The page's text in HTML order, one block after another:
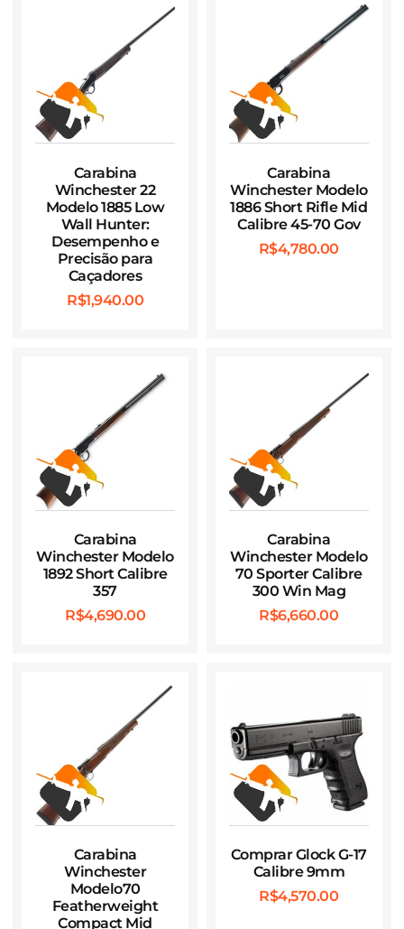
Carabina
Winchester 22
Modelo 1885 Low
Wall Hunter:
Desempenho e
Precisão para
Caçadores
R$1,940.00
Carabina
Winchester Modelo
1886 Short Rifle Mid
Calibre 45-70 Gov
R$4,780.00
Carabina
Winchester Modelo
1892 Short Calibre
357
R$4,690.00
Carabina
Winchester Modelo
70 Sporter Calibre
300 Win Mag
R$6,660.00
Carabina
Winchester
Modelo70
Featherweight
Compact Mid
Comprar Glock G-17
Calibre 9mm
R$4,570.00